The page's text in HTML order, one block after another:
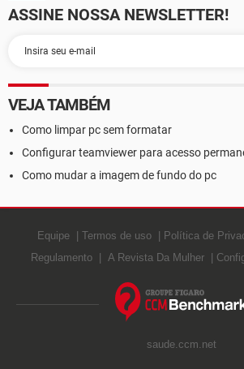
ASSINE NOSSA NEWSLETTER!
VEJA TAMBÉM
Como limpar pc sem formatar
Configurar teamviewer para acesso
Como mudar a imagem de fundo do pc
Equipe Termos de uso Política de
Regulamento
A Revista Da Mulher
saude.ccm.net